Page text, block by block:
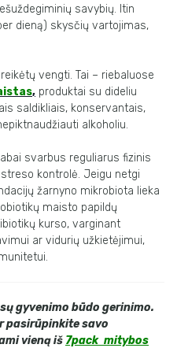
savybių. Itin
dieną) skysčių vartojimas,
vengti. Tai – riebaluose
, produktai su dideliu
saldikliais, konservantais,
alkoholiu.
svarbus reguliarus fizinis
kontrolė. Jeigu netgi
žarnyno mikrobiota lieka
maisto papildų
kurso, varginant
ar vidurių užkietėjimui,
gyvenimo būdo gerinimo.
pasirūpinkite savo
vieną iš 7pack mitybos